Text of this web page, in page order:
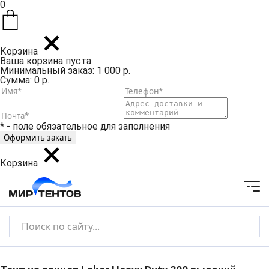
0
Корзина
Ваша корзина пуста
Минимальный заказ: 1 000 р.
Сумма: 0 р.
* - поле обязательное для заполнения
Корзина